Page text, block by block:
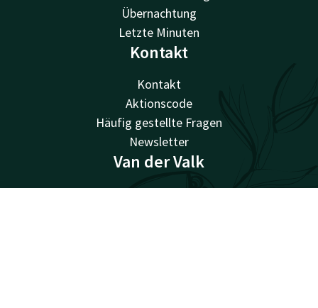
Übernachtung
Letzte Minuten
Kontakt
Kontakt
Aktionscode
Häufig gestellte Fragen
Newsletter
Van der Valk
Van der Valk